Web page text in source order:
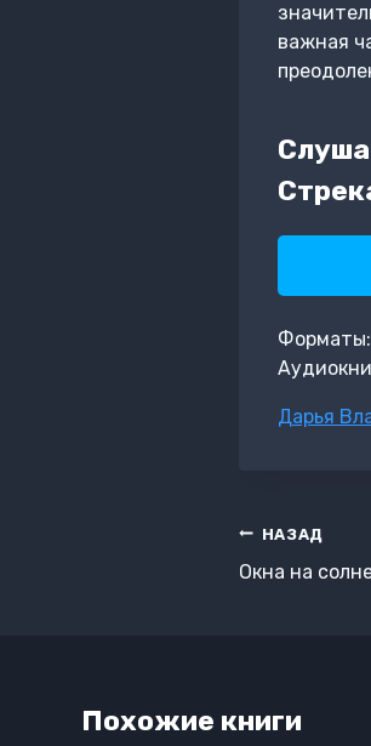
важная
Метки
Дарья
по
НАЗАД
Окна на
Похожие книги